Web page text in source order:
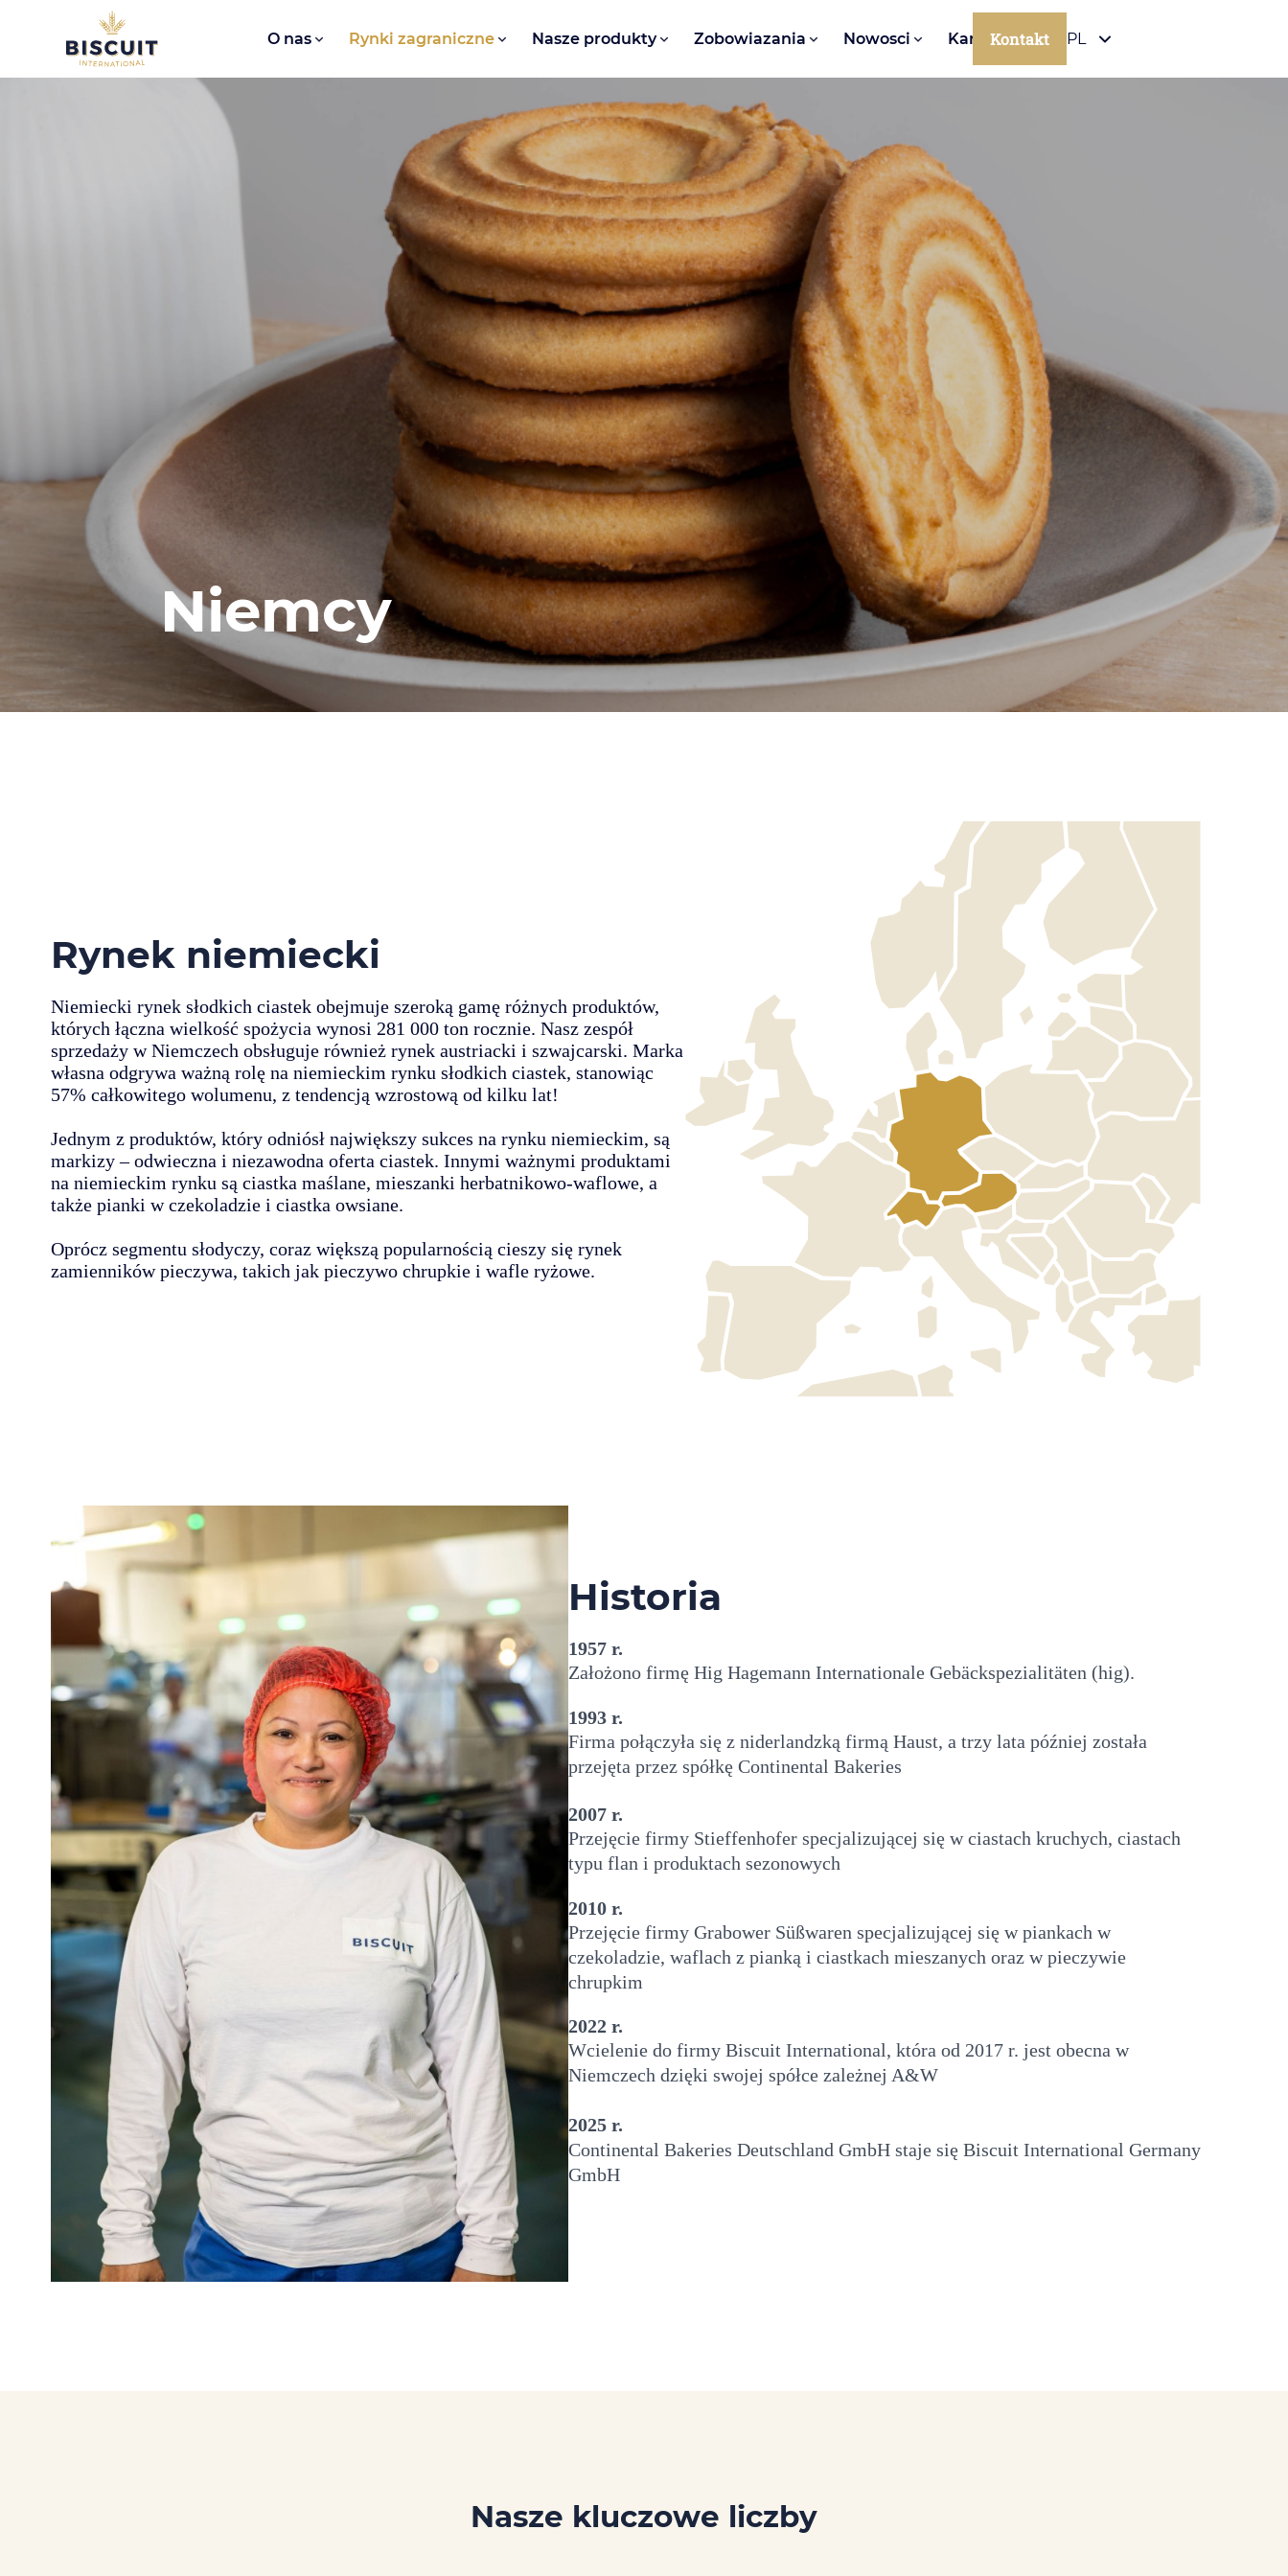
Aller au contenu O nas​ Rynki zagraniczne Nasze produkty Zobowiazania Nowosci KarieraKontakt PL
Niemcy
Rynek niemiecki
Niemiecki rynek słodkich ciastek obejmuje szeroką gamę różnych produktów,
których łączna wielkość spożycia wynosi 281 000 ton rocznie. Nasz zespół
sprzedaży w Niemczech obsługuje również rynek austriacki i szwajcarski. Marka
własna odgrywa ważną rolę na niemieckim rynku słodkich ciastek, stanowiąc
57% całkowitego wolumenu, z tendencją wzrostową od kilku lat!
Jednym z produktów, który odniósł największy sukces na rynku niemieckim, są
markizy – odwieczna i niezawodna oferta ciastek. Innymi ważnymi produktami
na niemieckim rynku są ciastka maślane, mieszanki herbatnikowo-waflowe, a
także pianki w czekoladzie i ciastka owsiane.
Oprócz segmentu słodyczy, coraz większą popularnością cieszy się rynek
zamienników pieczywa, takich jak pieczywo chrupkie i wafle ryżowe.
Historia
1957 r.
Założono firmę Hig Hagemann Internationale Gebäckspezialitäten (hig).
1993 r.
Firma połączyła się z niderlandzką firmą Haust, a trzy lata później została
przejęta przez spółkę Continental Bakeries
2007 r.
Przejęcie firmy Stieffenhofer specjalizującej się w ciastach kruchych, ciastach
typu flan i produktach sezonowych
2010 r.
Przejęcie firmy Grabower Süßwaren specjalizującej się w piankach w
czekoladzie, waflach z pianką i ciastkach mieszanych oraz w pieczywie
chrupkim
2022 r.
Wcielenie do firmy Biscuit International, która od 2017 r. jest obecna w
Niemczech dzięki swojej spółce zależnej A&W
2025 r.
Continental Bakeries Deutschland GmbH staje się Biscuit International Germany
GmbH
Nasze kluczowe liczby